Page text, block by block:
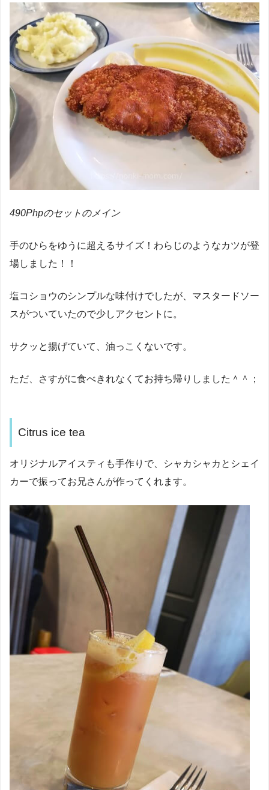
490Phpのセットのメイン
手のひらをゆうに超えるサイズ！わらじのようなカツが登
場しました！！
塩コショウのシンプルな味付けでしたが、マスタードソー
スがついていたので少しアクセントに。
サクッと揚げていて、油っこくないです。
ただ、さすがに食べきれなくてお持ち帰りしました＾＾；
Citrus ice tea
オリジナルアイスティも手作りで、シャカシャカとシェイ
カーで振ってお兄さんが作ってくれます。